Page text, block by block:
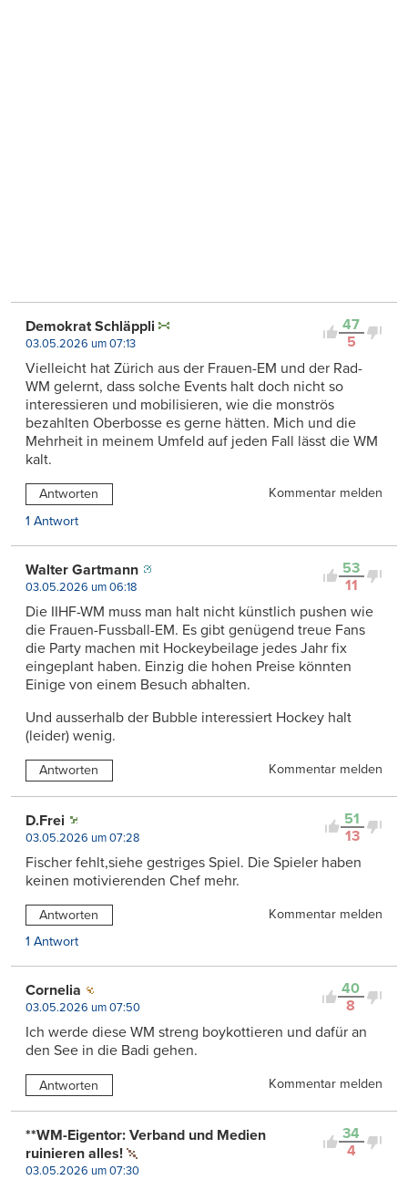
47
5
Demokrat Schläppli
03.05.2026 um 07:13
Vielleicht hat Zürich aus der Frauen-EM und der Rad-
WM gelernt, dass solche Events halt doch nicht so
interessieren und mobilisieren, wie die monströs
bezahlten Oberbosse es gerne hätten. Mich und die
Mehrheit in meinem Umfeld auf jeden Fall lässt die WM
kalt.
Antworten
Kommentar melden
1 Antwort
53
11
Walter Gartmann
03.05.2026 um 06:18
Die IIHF-WM muss man halt nicht künstlich pushen wie
die Frauen-Fussball-EM. Es gibt genügend treue Fans
die Party machen mit Hockeybeilage jedes Jahr fix
eingeplant haben. Einzig die hohen Preise könnten
Einige von einem Besuch abhalten.
Und ausserhalb der Bubble interessiert Hockey halt
(leider) wenig.
Antworten Kommentar melden
51
13
D.Frei
03.05.2026 um 07:28
Fischer fehlt,siehe gestriges Spiel. Die Spieler haben
keinen motivierenden Chef mehr.
Antworten
Kommentar melden
1 Antwort
40
8
Cornelia
03.05.2026 um 07:50
Ich werde diese WM streng boykottieren und dafür an
den See in die Badi gehen.
Antworten Kommentar melden
34
4
**WM-Eigentor: Verband und Medien
ruinieren alles!
03.05.2026 um 07:30